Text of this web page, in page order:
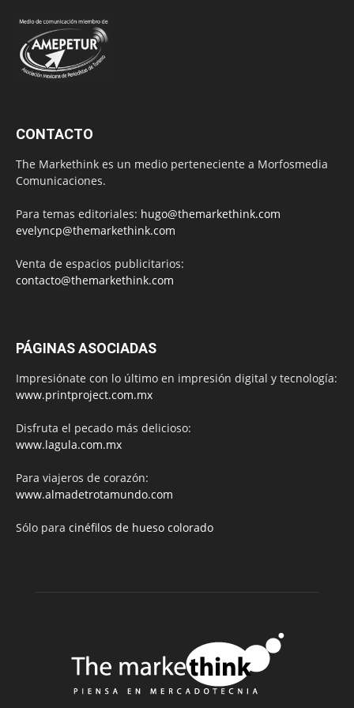
CONTACTO
The Markethink es un medio perteneciente a Morfosmedia
Comunicaciones.
Para temas editoriales: hugo@themarkethink.com
evelyncp@themarkethink.com
Venta de espacios publicitarios:
contacto@themarkethink.com
PÁGINAS ASOCIADAS
Impresiónate con lo último en impresión digital y tecnología:
www.printproject.com.mx
Disfruta el pecado más delicioso:
www.lagula.com.mx
Para viajeros de corazón:
www.almadetrotamundo.com
Sólo para cinéfilos de hueso colorado